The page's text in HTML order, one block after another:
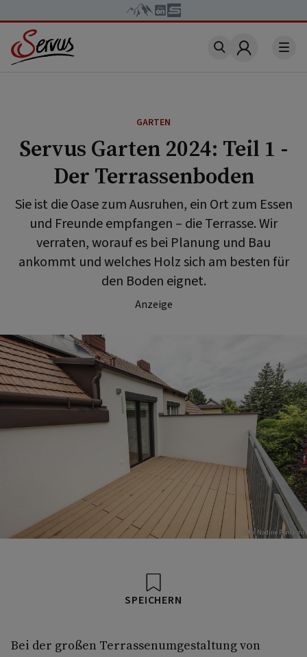
Account
GARTEN
Servus Garten 2024: Teil 1 -
Der Terrassenboden
Sie ist die Oase zum Ausruhen, ein Ort zum Essen
und Freunde empfangen – die Terrasse. Wir
verraten, worauf es bei Planung und Bau
ankommt und welches Holz sich am besten für
den Boden eignet.
Anzeige
Foto: Nadine Poncioni
SPEICHERN
Bei der großen Terrassenumgestaltung von